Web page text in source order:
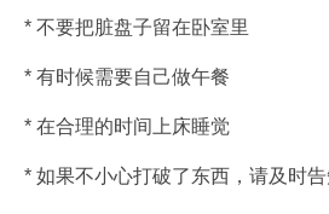
* 不要把脏盘子留在卧室里
* 有时候需要自己做午餐
* 在合理的时间上床睡觉
* 如果不小心打破了东西，请及时告